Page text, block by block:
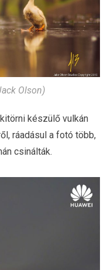
Olson)
készülő vulkán
ráadásul a fotó több,
csinálták.